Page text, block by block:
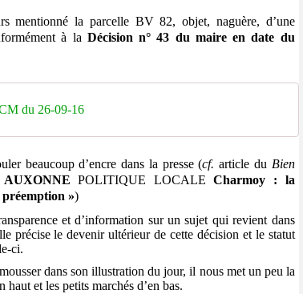
mentionné la parcelle BV 82, objet, naguère, d’une
à la Décision n° 43 du maire en date du
du 26-09-16
beaucoup d’encre dans la presse (cf.article du Bien
AUXONNEPOLITIQUE LOCALECharmoy : la
»)
et d’information sur un sujet qui revient dans
précise le devenir ultérieur de cette décision et le statut
ci.
dans son illustration du jour, il nous met un peu la
haut et les petits marchés d’en bas.